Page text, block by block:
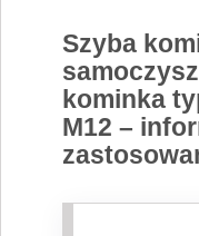
Szyba
kominka
M12 –